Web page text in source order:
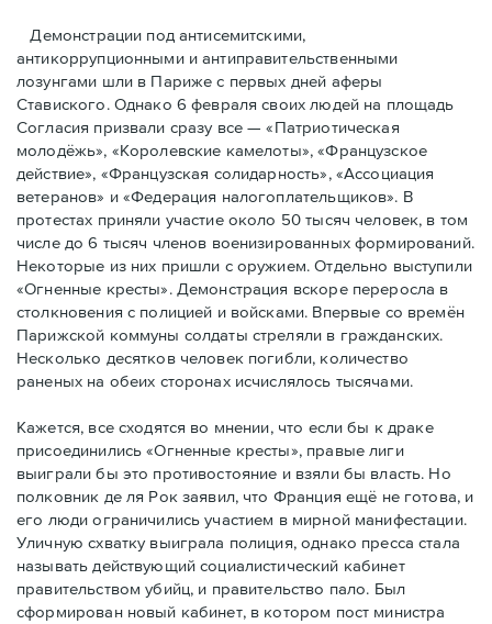
Демонстрации под антисемитскими,
антикоррупционными и антиправительственными
лозунгами шли в Париже с первых дней аферы
Ставиского. Однако 6 февраля своих людей на площадь
Согласия призвали сразу все — «Патриотическая
молодёжь», «Королевские камелоты», «Французское
действие», «Французская солидарность», «Ассоциация
ветеранов» и «Федерация налогоплательщиков». В
протестах приняли участие около 50 тысяч человек, в том
числе до 6 тысяч членов военизированных формирований.
Некоторые из них пришли с оружием. Отдельно выступили
«Огненные кресты». Демонстрация вскоре переросла в
столкновения с полицией и войсками. Впервые со времён
Парижской коммуны солдаты стреляли в гражданских.
Несколько десятков человек погибли, количество
раненых на обеих сторонах исчислялось тысячами.
Кажется, все сходятся во мнении, что если бы к драке
присоединились «Огненные кресты», правые лиги
выиграли бы это противостояние и взяли бы власть. Но
полковник де ля Рок заявил, что Франция ещё не готова, и
его люди ограничились участием в мирной манифестации.
Уличную схватку выиграла полиция, однако пресса стала
называть действующий социалистический кабинет
правительством убийц, и правительство пало. Был
сформирован новый кабинет, в котором пост министра